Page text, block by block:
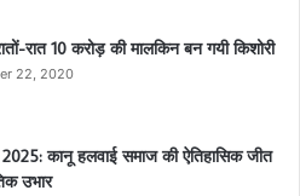
रात 10 करोड़ की मालकिन बन गयी किशोरी
22, 2020
2025: कानू हलवाई समाज की ऐतिहासिक जीत
उभार